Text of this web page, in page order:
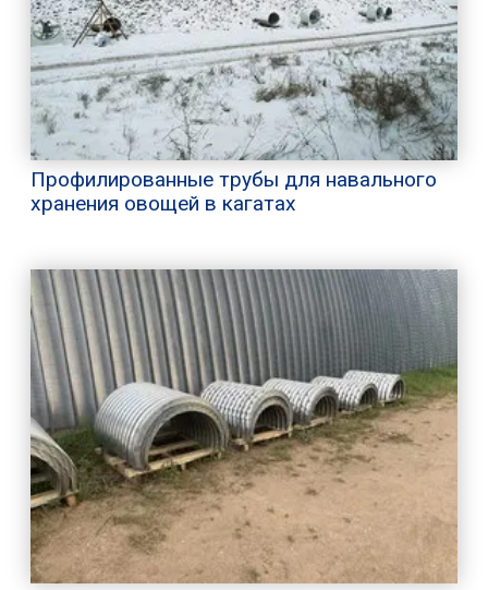
Профилированные трубы для навального
хранения овощей в кагатах